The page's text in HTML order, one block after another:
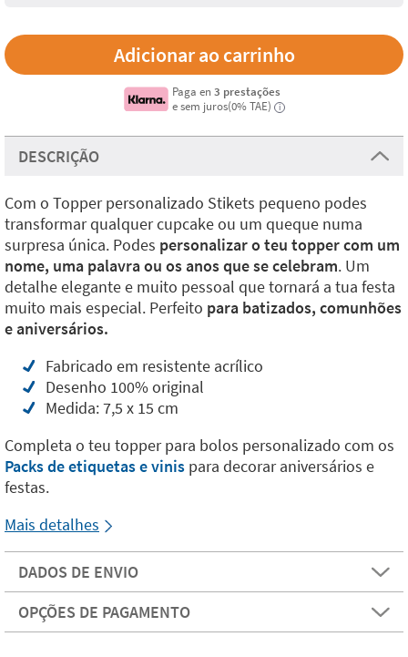
Paga en3 prestações
e sem juros(0% TAE)
i
DESCRIÇÃO
Com o Topper personalizado Stikets pequeno podes
transformar qualquer cupcake ou um queque numa
surpresa única. Podes personalizar o teu topper com um
nome, uma palavra ou os anos que se celebram. Um
detalhe elegante e muito pessoal que tornará a tua festa
muito mais especial. Perfeito para batizados, comunhões
e aniversários.
Fabricado em resistente acrílico
Desenho 100% original
Medida: 7,5 x 15 cm
Completa o teu topper para bolos personalizado com os
Packs de etiquetas e vinis para decorar aniversários e
festas.
Mais detalhes
DADOS DE ENVIO
OPÇÕES DE PAGAMENTO